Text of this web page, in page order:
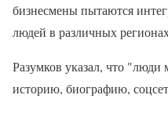
бизнесмены пытаются
людей в различных
Разумков указал, что
историю, биографию,